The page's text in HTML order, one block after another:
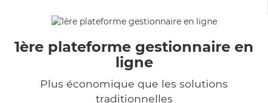
1ère plateforme gestionnaire en
ligne
Plus économique que les solutions
traditionnelles